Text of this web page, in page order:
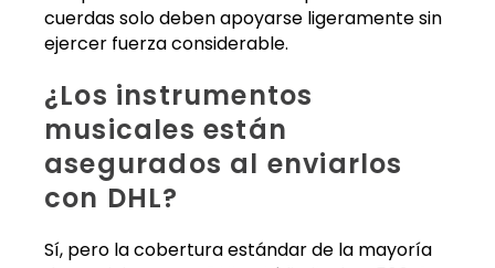
cuerdas solo deben apoyarse ligeramente sin
ejercer fuerza considerable.
¿Los instrumentos
musicales están
asegurados al enviarlos
con DHL?
Sí, pero la cobertura estándar de la mayoría